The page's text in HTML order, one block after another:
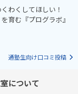
わくしてほしい！
育む『プログラボ』
通塾生向け口コミ投稿
について